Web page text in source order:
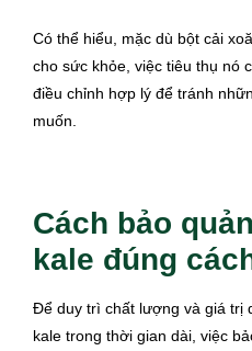
Có thể hiểu, mặc dù bột cải
cho sức khỏe, việc tiêu thụ nó
điều chỉnh hợp lý để tránh
muốn.
Cách bảo
kale đúng
Để duy trì chất lượng và giá trị
kale trong thời gian dài, việc